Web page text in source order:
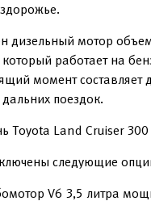
дизельный мотор
работает на
момент составляет
поездок.
Toyota Land Cruiser
следующие
V6 3,5 литра